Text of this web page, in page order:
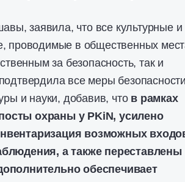
заявила, что все культурные и
проводимые в общественных
за безопасность, так и
все меры
и науки, добавив, что в рамках
охраны у PKiN, усилено
возможных
а также переставлены
обеспечивает